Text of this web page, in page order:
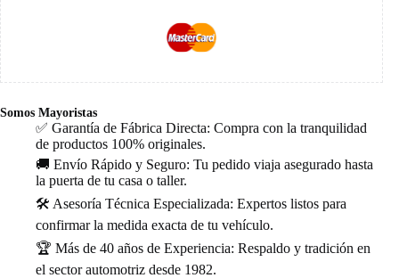
Somos Mayoristas
✅ Garantía de Fábrica Directa: Compra con la tranquilidad
de productos 100% originales.
🚚 Envío Rápido y Seguro: Tu pedido viaja asegurado hasta
la puerta de tu casa o taller.
🛠️ Asesoría Técnica Especializada: Expertos listos para
confirmar la medida exacta de tu vehículo.
🏆 Más de 40 años de Experiencia: Respaldo y tradición en
el sector automotriz desde 1982.